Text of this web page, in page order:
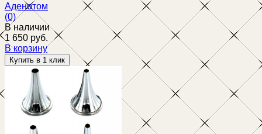
избранное сравнить
Аденотом
(0)
В наличии
1 650 руб.
В корзину